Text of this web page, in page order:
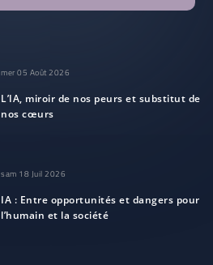
mer 05 Août 2026
L’IA, miroir de nos peurs et substitut de
nos cœurs
sam 18 Juil 2026
IA : Entre opportunités et dangers pour
l’humain et la société